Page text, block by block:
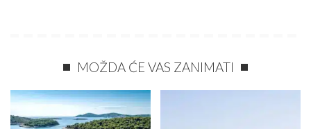
MOŽDA ĆE VAS ZANIMATI